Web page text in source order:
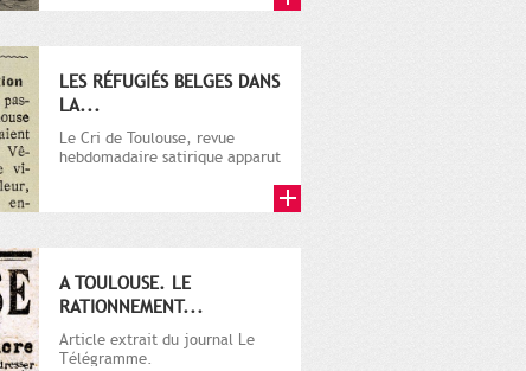
LES RÉFUGIÉS BELGES DANS
LA...
Le Cri de Toulouse, revue
hebdomadaire satirique apparut
A TOULOUSE. LE
RATIONNEMENT...
Article extrait du journal Le
Télégramme.